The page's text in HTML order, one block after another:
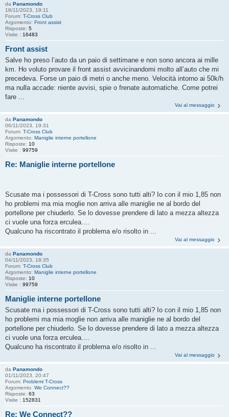
da Panamondo
18/11/2023, 19:11
Forum: T-Cross Club
Argomento: Front assist
Risposte: 5
Visite : 16483
Front assist
Salve ho preso l’auto da un paio di settimane e non sono ancora ai mille
km. Ho voluto provare il front assist avvicinandomi molto all’auto che mi
precedeva. Forse un paio di metri o anche meno. Velocità intorno ai 50k/h
ma nulla accade: niente avvisi, spie o frenate automatiche. Come potrei
fare ...
Vai al messaggio
da Panamondo
06/11/2023, 19:31
Forum: T-Cross Club
Argomento: Maniglie interne portellone
Risposte: 10
Visite : 99759
Re: Maniglie interne portellone
Scusate ma i possessori di T-Cross sono tutti alti? Io con il mio 1,85 non
ho problemi ma mia moglie non arriva alle maniglie ne al bordo del
portellone per chiuderlo. Se lo dovesse prendere di lato a mezza altezza
ci vuole una forza erculea....
Qualcuno ha riscontrato il problema e/o risolto in ...
Vai al messaggio
da Panamondo
04/11/2023, 18:35
Forum: T-Cross Club
Argomento: Maniglie interne portellone
Risposte: 10
Visite : 99759
Maniglie interne portellone
Scusate ma i possessori di T-Cross sono tutti alti? Io con il mio 1,85 non
ho problemi ma mia moglie non arriva alle maniglie ne al bordo del
portellone per chiuderlo. Se lo dovesse prendere di lato a mezza altezza
ci vuole una forza erculea....
Qualcuno ha riscontrato il problema e/o risolto in ...
Vai al messaggio
da Panamondo
01/11/2023, 20:47
Forum: Problemi T-Cross
Argomento: We Connect??
Risposte: 63
Visite : 152831
Re: We Connect??